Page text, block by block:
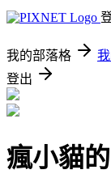
我的部落格
登出
瘋小貓